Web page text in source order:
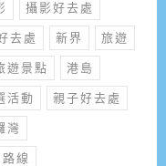
攝影好去處
去處 新界 旅遊
遊景點 港島
活動 親子好去處
灣
線